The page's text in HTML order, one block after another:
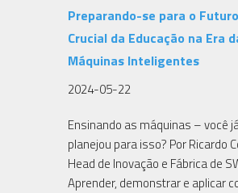
Preparando-se para o
Crucial da Educação na Era
Máquinas Inteligentes
2024-05-22
Ensinando as máquinas – você
planejou para isso? Por Ricardo
Head de Inovação e Fábrica de
Aprender, demonstrar e aplicar